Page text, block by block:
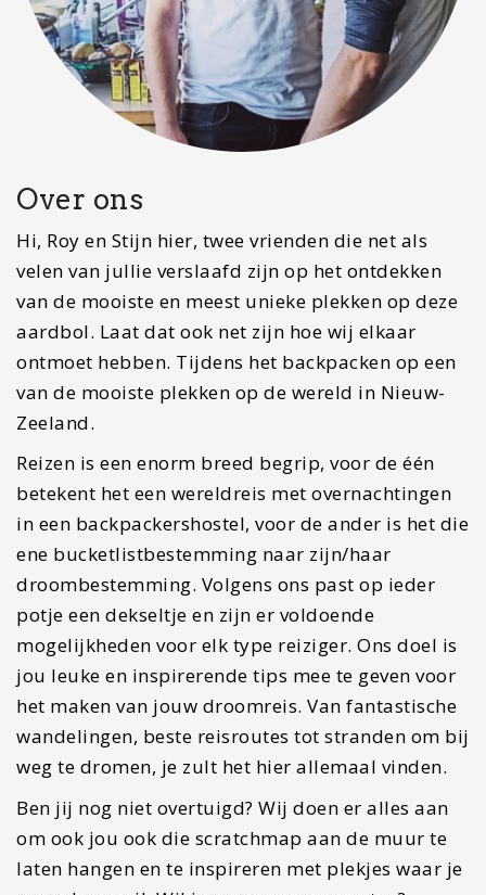
Over ons
Hi, Roy en Stijn hier, twee vrienden die net als
velen van jullie verslaafd zijn op het ontdekken
van de mooiste en meest unieke plekken op deze
aardbol. Laat dat ook net zijn hoe wij elkaar
ontmoet hebben. Tijdens het backpacken op een
van de mooiste plekken op de wereld in Nieuw-
Zeeland.
Reizen is een enorm breed begrip, voor de één
betekent het een wereldreis met overnachtingen
in een backpackershostel, voor de ander is het die
ene bucketlistbestemming naar zijn/haar
droombestemming. Volgens ons past op ieder
potje een dekseltje en zijn er voldoende
mogelijkheden voor elk type reiziger. Ons doel is
jou leuke en inspirerende tips mee te geven voor
het maken van jouw droomreis. Van fantastische
wandelingen, beste reisroutes tot stranden om bij
weg te dromen, je zult het hier allemaal vinden.
Ben jij nog niet overtuigd? Wij doen er alles aan
om ook jou ook die scratchmap aan de muur te
laten hangen en te inspireren met plekjes waar je